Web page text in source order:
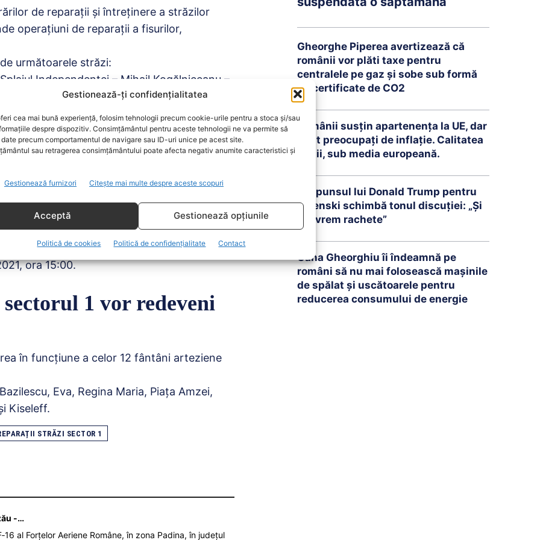
Gestionează-ți confidențialitatea
cea mai bună experiență, folosim tehnologii precum cookie-urile pentru a stoca și/sau
despre dispozitiv. Consimțământul pentru aceste tehnologii ne va permite să
precum comportamentul de navigare sau ID-uri unice pe acest site.
sau retragerea consimțământului poate afecta negativ anumite caracteristici și
Gestionează furnizori Citește mai multe despre aceste scopuri
Acceptă Gestionează opțiunile
Politică de cookies Politică de confidențialitate Contact
de reparații și întreţinere a străzilor
operaţiuni de reparaţii a fisurilor,
următoarele străzi:
Independenței – Mihail Kogălniceanu –
Moș – Al. D. Xenopol – Polonă –
Prezan – Mareșal Averescu – Turda – Calea
Averescu – Ctin. Prezan – Aviatorilor
Târgoviște – salba Lacuri Grivița –
– Băiculești – Străulești – Salba lacuri
– Aeroportului.
ora 15:00.
1 vor redeveni
în funcțiune a celor 12 fântâni arteziene
Eva, Regina Maria, Piața Amzei,
Kiseleff.
STRĂZI SECTOR 1
-…
al Forțelor Aeriene Române, în zona Padina, în județul
Gheorghe Piperea avertizează că
românii vor plăti taxe pentru
centralele pe gaz și sobe sub formă
de certificate de CO2
Românii susțin apartenența la UE, dar
sunt preocupați de inflație. Calitatea
vieții, sub media europeană.
Răspunsul lui Donald Trump pentru
Zelenski schimbă tonul discuției: „Și
noi vrem rachete”
Oana Gheorghiu îi îndeamnă pe
români să nu mai folosească mașinile
de spălat și uscătoarele pentru
reducerea consumului de energie